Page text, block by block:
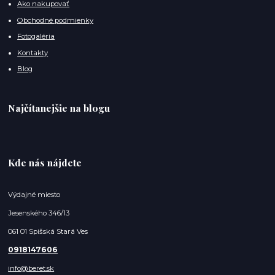
Ako nakupovať
Obchodné podmienky
Fotogaléria
Kontakty
Blog
Najčítanejšie na blogu
Kde nás nájdete
Výdajné miesto
Jesenského 346/13
061 01 Spišská Stará Ves
0918147606
info@beret.sk